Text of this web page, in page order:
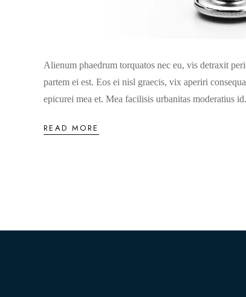
Alienum phaedrum torquatos nec eu, vis detraxit
partem ei est. Eos ei nisl graecis, vix aperiri
epicurei mea et. Mea facilisis urbanitas moderatius
READ MORE